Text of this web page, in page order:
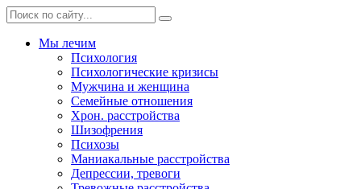
Мы лечим
Психология
Психологические кризисы
Мужчина и женщина
Семейные отношения
Хрон. расстройства
Шизофрения
Психозы
Маниакальные расстройства
Депрессии, тревоги